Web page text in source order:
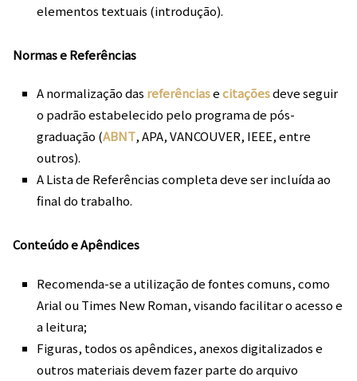
elementos textuais (introdução).
Normas e Referências
A normalização das referênciasecitaçõesdeve seguir
o padrão estabelecido pelo programa de pós-
graduação (ABNT, APA, VANCOUVER, IEEE, entre
outros).
A Lista de Referências completa deve ser incluída ao
final do trabalho.
Conteúdo e Apêndices
Recomenda-se a utilização de fontes comuns, como
Arial ou Times New Roman, visando facilitar o acesso e
a leitura;
Figuras, todos os apêndices, anexos digitalizados e
outros materiais devem fazer parte do arquivo